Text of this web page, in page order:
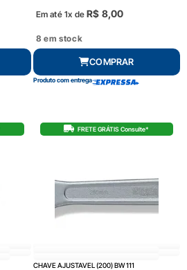
Em até 1x de R$ 8,00
8 em stock
COMPRAR
Produto com entrega
FRETE GRÁTIS Consulte*
CHAVE AJUSTAVEL (200) BW 111